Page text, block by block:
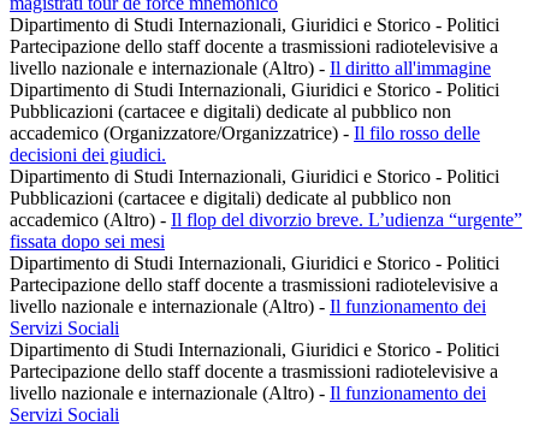
Dipartimento di Studi Internazionali, Giuridici e Storico - Politici
Partecipazione dello staff docente a trasmissioni radiotelevisive a
livello nazionale e internazionale (Altro) - Il diritto all'immagine
Dipartimento di Studi Internazionali, Giuridici e Storico - Politici
Pubblicazioni (cartacee e digitali) dedicate al pubblico non
accademico (Organizzatore/Organizzatrice) - Il filo rosso delle
decisioni dei giudici.
Dipartimento di Studi Internazionali, Giuridici e Storico - Politici
Pubblicazioni (cartacee e digitali) dedicate al pubblico non
accademico (Altro) - Il flop del divorzio breve. L’udienza “urgente”
fissata dopo sei mesi
Dipartimento di Studi Internazionali, Giuridici e Storico - Politici
Partecipazione dello staff docente a trasmissioni radiotelevisive a
livello nazionale e internazionale (Altro) - Il funzionamento dei
Servizi Sociali
Dipartimento di Studi Internazionali, Giuridici e Storico - Politici
Partecipazione dello staff docente a trasmissioni radiotelevisive a
livello nazionale e internazionale (Altro) - Il funzionamento dei
Servizi Sociali